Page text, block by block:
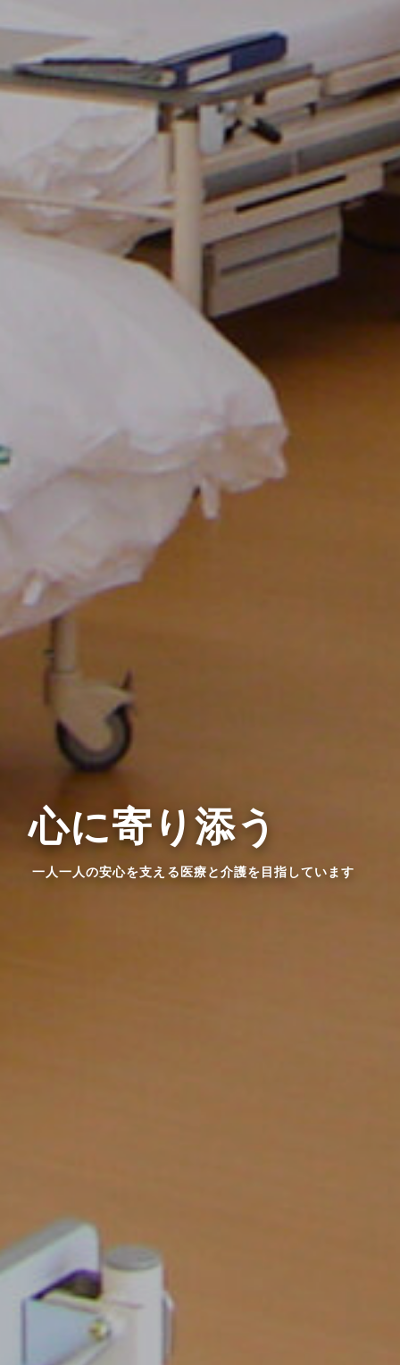
心に寄り添う
一人一人の安心を支える医療と介護を目指しています